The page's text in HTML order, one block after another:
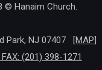
© Hanaim Church.
Park, NJ 07407
[MAP]
(201) 398-1271